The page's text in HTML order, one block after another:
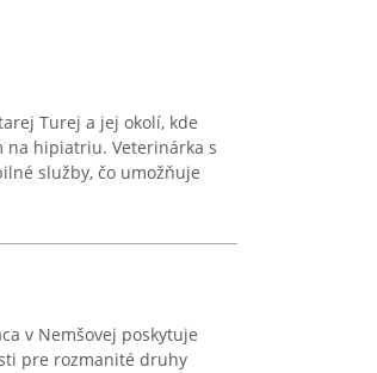
Turej a jej okolí, kde
na hipiatriu. Veterinárka s
služby, čo umožňuje
v Nemšovej poskytuje
pre rozmanité druhy